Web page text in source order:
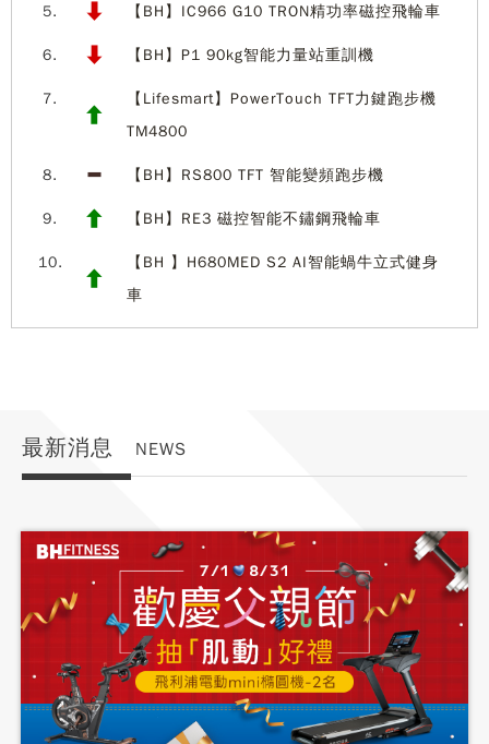
5. 【BH】IC966 G10 TRON精功率磁控飛輪車
6. 【BH】P1 90kg智能力量站重訓機
7.
【Lifesmart】PowerTouch TFT力鍵跑步機
TM4800
8. 【BH】RS800 TFT 智能變頻跑步機
9. 【BH】RE3 磁控智能不鏽鋼飛輪車
10.
【BH 】H680MED S2 AI智能蝸牛立式健身
車
最新消息 NEWS